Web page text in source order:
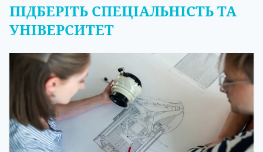
ПІДБЕРІТЬ СПЕЦІАЛЬНІСТЬ ТА
УНІВЕРСИТЕТ